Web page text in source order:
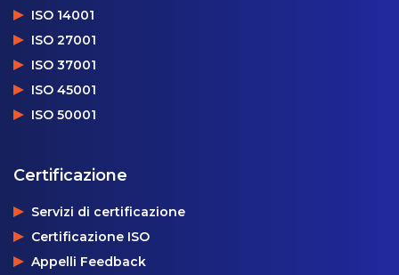
ISO 14001
ISO 27001
ISO 37001
ISO 45001
ISO 50001
Certificazione
Servizi di certificazione
Certificazione ISO
Appelli Feedback